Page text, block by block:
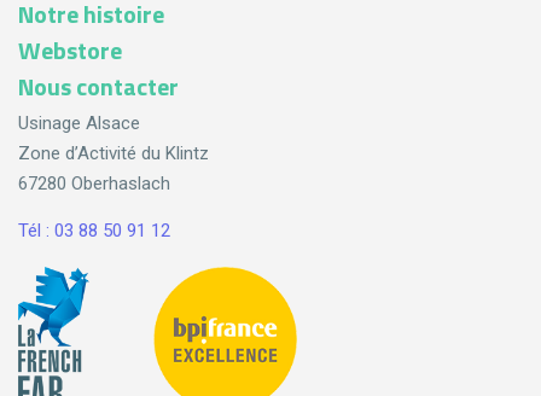
Notre histoire
Webstore
Nous contacter
Usinage Alsace
Zone d’Activité du Klintz
67280 Oberhaslach
Tél : 03 88 50 91 12